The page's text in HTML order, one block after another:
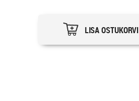
LISA OSTUKORVI